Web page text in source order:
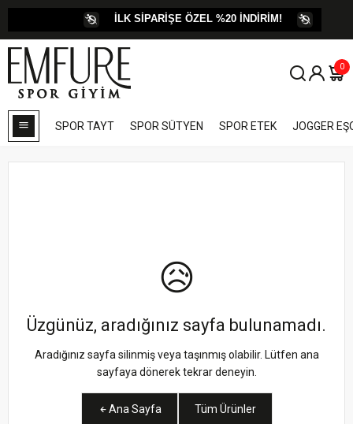
İLK SİPARİŞE ÖZEL %20 İNDİRİM!
0
SPOR TAYT SPOR SÜTYEN SPOR ETEK JOGGER
😥
Üzgünüz, aradığınız sayfa bulunamadı.
Aradığınız sayfa silinmiş veya taşınmış olabilir. Lütfen ana
sayfaya dönerek tekrar deneyin.
Ana Sayfa Tüm Ürünler